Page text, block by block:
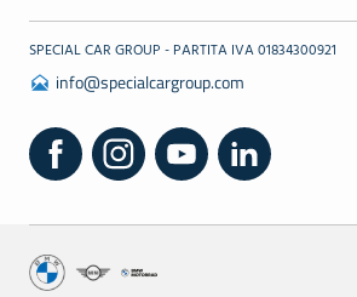
SPECIAL CAR GROUP - PARTITA IVA 01834300921
info@specialcargroup.com